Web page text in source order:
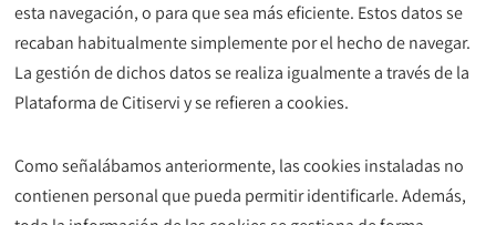
esta navegación, o para que sea más eficiente. Estos datos se
recaban habitualmente simplemente por el hecho de navegar.
La gestión de dichos datos se realiza igualmente a través de la
Plataforma de Citiservi y se refieren a cookies.
Como señalábamos anteriormente, las cookies instaladas no
contienen personal que pueda permitir identificarle. Además,